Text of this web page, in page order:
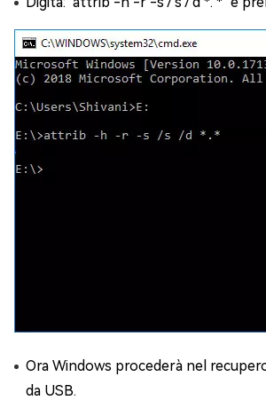
Ora Windows procederà nel
da USB.